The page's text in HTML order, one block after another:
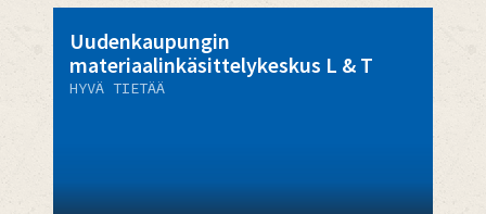
Uudenkaupungin
materiaalinkäsittelykeskus L & T
HYVÄ TIETÄÄ